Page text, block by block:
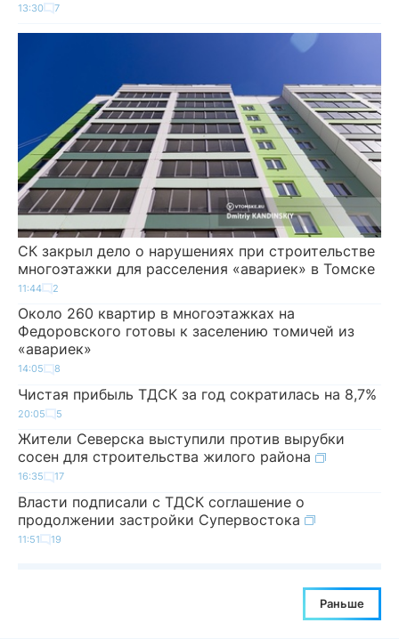
13:30 7
СК закрыл дело о нарушениях при строительстве
многоэтажки для расселения «авариек» в Томске
11:44 2
Около 260 квартир в многоэтажках на
Федоровского готовы к заселению томичей из
«авариек»
14:05 8
Чистая прибыль ТДСК за год сократилась на 8,7%
20:05 5
Жители Северска выступили против вырубки
сосен для строительства жилого района
16:35 17
Власти подписали с ТДСК соглашение о
продолжении застройки Супервостока
11:51 19
Раньше